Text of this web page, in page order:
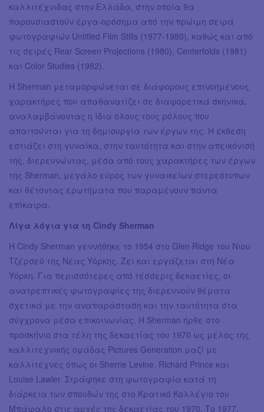
καλλιτέχνιδας στην Ελλάδα, στην οποία θα
παρουσιαστούν έργα-ορόσημα από την πρώιμη σειρά
φωτογραφιών Untitled Film Stills (1977-1980), καθώς και από
τις σειρές Rear Screen Projections (1980), Centerfolds (1981)
και Color Studies (1982).
Η Sherman μεταμορφώνεται σε διάφορους επινοημένους
χαρακτήρες που απαθανατίζει σε διαφορετικά σκηνικά,
αναλαμβάνοντας η ίδια όλους τους ρόλους που
απαιτούνται για τη δημιουργία των έργων της. Η έκθεση
εστιάζει στη γυναίκα, στην ταυτότητα και στην απεικόνισή
της, διερευνώντας, μέσα από τους χαρακτήρες των έργων
της Sherman, μεγάλο εύρος των γυναικείων στερεότυπων
και θέτοντας ερωτήματα που παραμένουν πάντα
επίκαιρα.
Λίγα λόγια για τη Cindy Sherman
Η Cindy Sherman γεννήθηκε το 1954 στο Glen Ridge του Νιου
Τζέρσεϋ της Νέας Υόρκης. Ζει και εργάζεται στη Νέα
Υόρκη. Για περισσότερες από τέσσερις δεκαετίες, οι
ανατρεπτικές φωτογραφίες της διερευνούν θέματα
σχετικά με την αναπαράσταση και την ταυτότητα στα
σύγχρονα μέσα επικοινωνίας. Η Sherman ήρθε στο
προσκήνιο στα τέλη της δεκαετίας του 1970 ως μέλος της
καλλιτεχνικής ομάδας Pictures Generation μαζί με
καλλιτέχνες όπως οι Sherrie Levine, Richard Prince και
Louise Lawler. Στράφηκε στη φωτογραφία κατά τη
διάρκεια των σπουδών της στο Κρατικό Κολλέγιο του
Μπάφαλο στις αρχές της δεκαετίας του 1970. Το 1977,